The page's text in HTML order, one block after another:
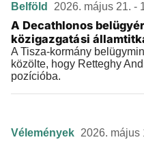
Belföld 2026. május 21. -
A Decathlonos
közigazgatási
A Tisza-kormány
közölte, hogy Retteghy
pozícióba.
Vélemények 2026. május